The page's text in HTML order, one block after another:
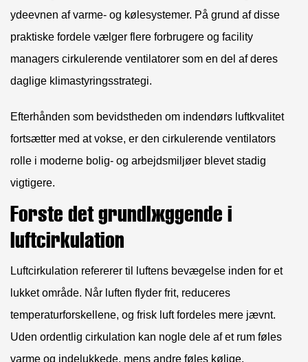
ydeevnen af ​​varme- og kølesystemer. På grund af disse
praktiske fordele vælger flere forbrugere og facility
managers cirkulerende ventilatorer som en del af deres
daglige klimastyringsstrategi.
Efterhånden som bevidstheden om indendørs luftkvalitet
fortsætter med at vokse, er den cirkulerende ventilators
rolle i moderne bolig- og arbejdsmiljøer blevet stadig
vigtigere.
Forstå det grundlæggende i
luftcirkulation
Luftcirkulation refererer til luftens bevægelse inden for et
lukket område. Når luften flyder frit, reduceres
temperaturforskellene, og frisk luft fordeles mere jævnt.
Uden ordentlig cirkulation kan nogle dele af et rum føles
varme og indelukkede, mens andre føles kølige.